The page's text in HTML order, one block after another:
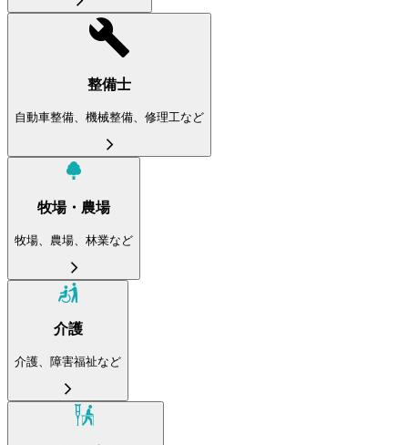
整備士
自動車整備、機械整備、修理工など
牧場・農場
牧場、農場、林業など
介護
介護、障害福祉など